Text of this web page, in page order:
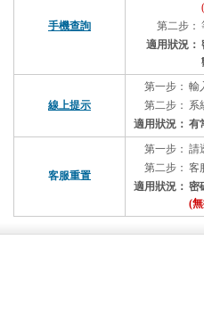
手機查詢
第二步：
適用狀況：
線上提示
第一步： 輸
第二步： 系
適用狀況： 有
客服重置
第一步： 請
第二步： 客
適用狀況： 密
(